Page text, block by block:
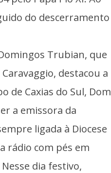
do descerramento
Trubian, que
destacou a
de Caxias do Sul, Dom
a emissora da
ligada à Diocese
rádio com pés em
dia festivo,